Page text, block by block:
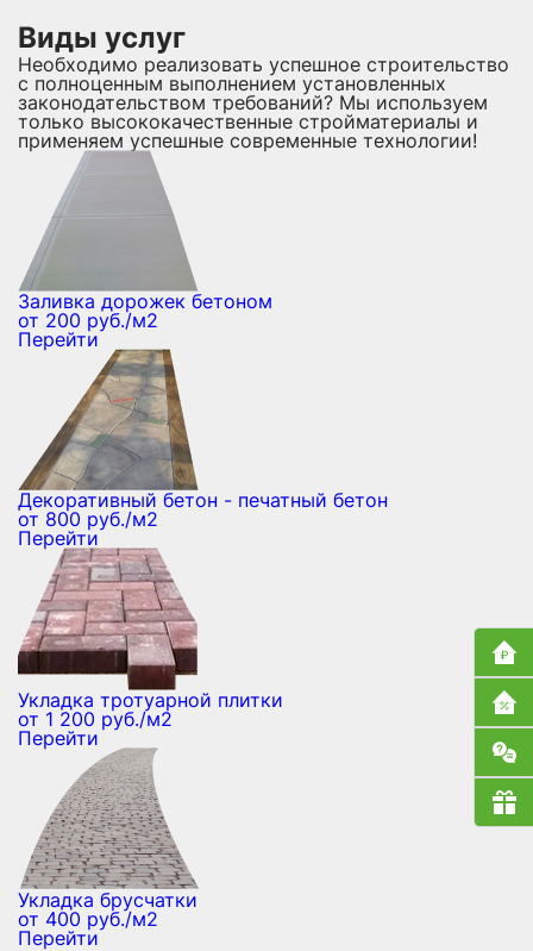
Виды услуг
Необходимо реализовать успешное строительство
с полноценным выполнением установленных
законодательством требований? Мы используем
только высококачественные стройматериалы и
применяем успешные современные технологии!
Заливка дорожек бетоном
от 200 руб./м2
Перейти
Декоративный бетон - печатный бетон
от 800 руб./м2
Перейти
Укладка тротуарной плитки
от 1 200 руб./м2
Перейти
Укладка брусчатки
от 400 руб./м2
Перейти